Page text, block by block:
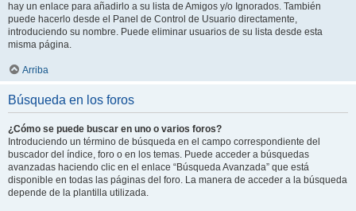
hay un enlace para añadirlo a su lista de Amigos y/o Ignorados. También
puede hacerlo desde el Panel de Control de Usuario directamente,
introduciendo su nombre. Puede eliminar usuarios de su lista desde esta
misma página.
Arriba
Búsqueda en los foros
¿Cómo se puede buscar en uno o varios foros?
Introduciendo un término de búsqueda en el campo correspondiente del
buscador del índice, foro o en los temas. Puede acceder a búsquedas
avanzadas haciendo clic en el enlace “Búsqueda Avanzada” que está
disponible en todas las páginas del foro. La manera de acceder a la búsqueda
depende de la plantilla utilizada.